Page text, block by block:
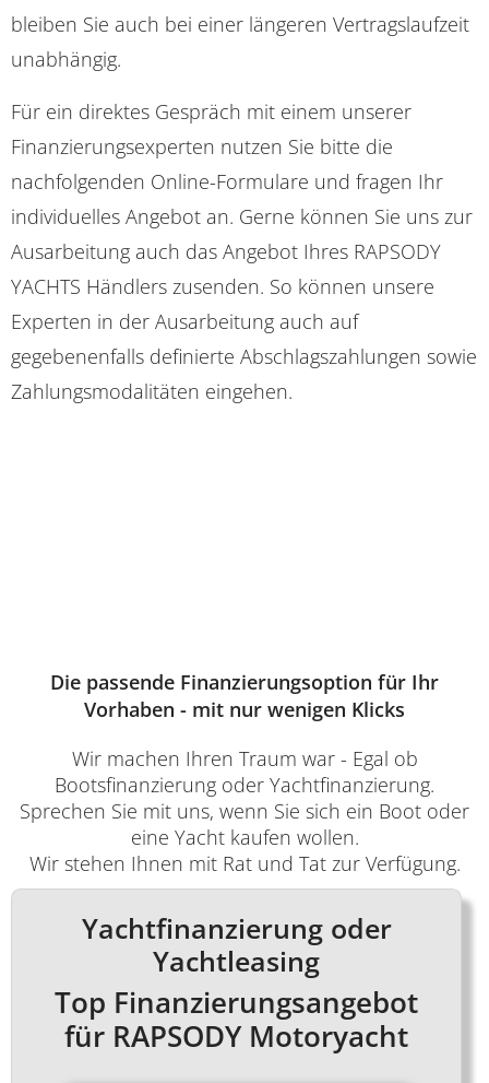
bleiben Sie auch bei einer längeren Vertragslaufzeit
unabhängig.
Für ein direktes Gespräch mit einem unserer
Finanzierungsexperten nutzen Sie bitte die
nachfolgenden Online-Formulare und fragen Ihr
individuelles Angebot an. Gerne können Sie uns zur
Ausarbeitung auch das Angebot Ihres RAPSODY
YACHTS Händlers zusenden. So können unsere
Experten in der Ausarbeitung auch auf
gegebenenfalls definierte Abschlagszahlungen sowie
Zahlungsmodalitäten eingehen.
Die passende Finanzierungsoption für Ihr
Vorhaben - mit nur wenigen Klicks
Wir machen Ihren Traum war - Egal ob
Bootsfinanzierung oder Yachtfinanzierung.
Sprechen Sie mit uns, wenn Sie sich ein Boot oder
eine Yacht kaufen wollen.
Wir stehen Ihnen mit Rat und Tat zur Verfügung.
Yachtfinanzierung oder
Yachtleasing
Top Finanzierungsangebot
für RAPSODY Motoryacht